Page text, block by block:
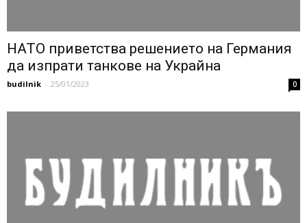
НАТО приветства решението на Германия
да изпрати танкове на Украйна
budilnik - 25/01/2023 0